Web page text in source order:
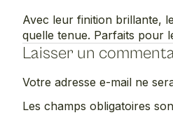
Avec leur finition brillante,
quelle tenue. Parfaits pour
Laisser un
Votre adresse e-mail ne
Les champs obligatoires